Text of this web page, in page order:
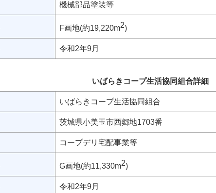
機械部品塗装等
F画地(約19,220m2)
令和2年9月
いばらきコープ生活協同組合詳細
いばらきコープ生活協同組合
茨城県小美玉市西郷地1703番
コープデリ宅配事業等
G画地(約11,330m2)
令和2年9月